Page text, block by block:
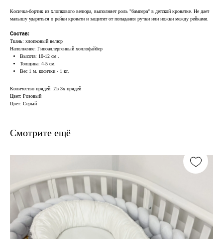
Косичка-бортик из хлопкового велюра, выполняет роль "бампера" в детской кроватке. Не дает
малышу удариться о рейки кровати и защитит от попадания ручки или ножки между рейками.
Состав:
Ткань: хлопковый велюр
Наполнение: Гипоаллергенный холлофайбер
Высота: 10-12 см .
Толщина: 4-5 см.
Вес 1 м. косички - 1 кг.
Количество прядей: Из 3х прядей
Цвет: Розовый
Цвет: Серый
Смотрите ещё